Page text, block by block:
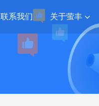
联系我们 关于萤丰